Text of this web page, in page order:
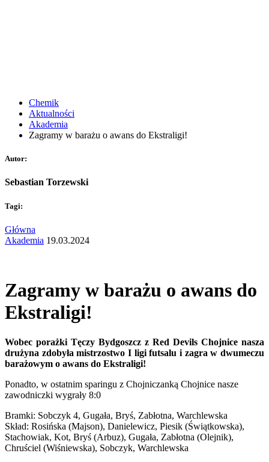
Chemik
Aktualności
Akademia
Zagramy w barażu o awans do Ekstraligi!
Autor:
Sebastian Torzewski
Tagi:
Główna
Akademia 19.03.2024
Zagramy w barażu o awans do
Ekstraligi!
Wobec porażki Tęczy Bydgoszcz z Red Devils Chojnice nasza
drużyna zdobyła mistrzostwo I ligi futsalu i zagra w dwumeczu
barażowym o awans do Ekstraligi!
Ponadto, w ostatnim sparingu z Chojniczanką Chojnice nasze
zawodniczki wygrały 8:0
Bramki: Sobczyk 4, Gugała, Bryś, Zabłotna, Warchlewska
Skład: Rosińska (Majson), Danielewicz, Piesik (Świątkowska),
Stachowiak, Kot, Bryś (Arbuz), Gugała, Zabłotna (Olejnik),
Chruściel (Wiśniewska), Sobczyk, Warchlewska